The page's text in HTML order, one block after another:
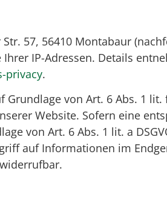
57, 56410 Montabaur
IP-Adressen. Details
privacy.
Grundlage von Art. 6 Abs. 1
Website. Sofern eine
von Art. 6 Abs. 1 lit. a
auf Informationen im